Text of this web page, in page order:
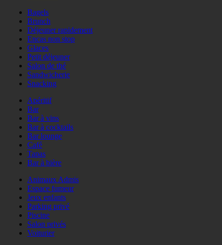
Bagels
Brunch
Déjeuner rapidement
Encas non stop
Glaces
Petit déjeuner
Salon de thé
Sandwicherie
Snacking
Apéritif
Bar
Bar à vins
Bar à cocktails
Bar lounge
Café
Tapas
Bar à bière
Animaux Admis
Espace fumeur
Jeux enfants
Parking privé
Piscine
Salon privés
Voiturier